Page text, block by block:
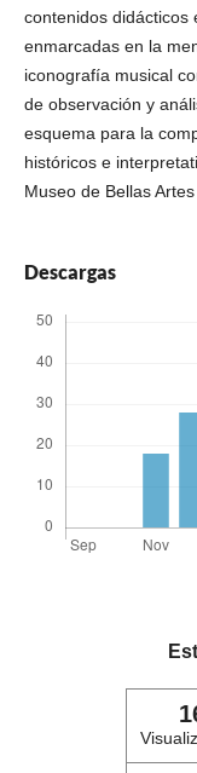
contenidos didácticos
enmarcadas en la
iconografía musical
de observación y
esquema para la
históricos e
Museo de Bellas Artes
Descargas